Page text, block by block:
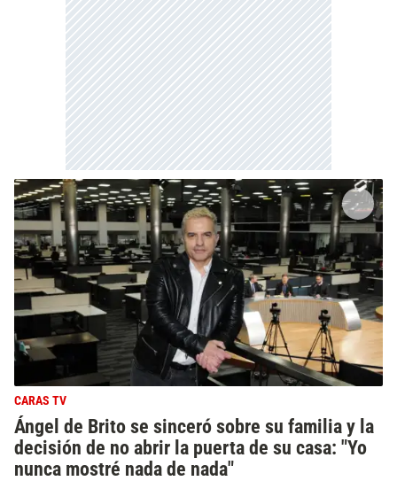
CARAS TV
Ángel de Brito se sinceró sobre su familia y la
decisión de no abrir la puerta de su casa: "Yo
nunca mostré nada de nada"